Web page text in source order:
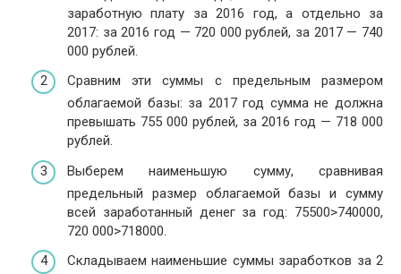
заработную плату за 2016 год, а отдельно за
2017: за 2016 год — 720 000 рублей, за 2017 — 740
000 рублей.
Сравним эти суммы с предельным размером
облагаемой базы: за 2017 год сумма не должна
превышать 755 000 рублей, за 2016 год — 718 000
рублей.
Выберем наименьшую сумму, сравнивая
предельный размер облагаемой базы и сумму
всей заработанный денег за год: 75500>740000,
720 000>718000.
Складываем наименьшие суммы заработков за 2